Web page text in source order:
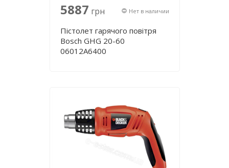
5887 грн Нет в наличии
Пістолет гарячого повітря
Bosch GHG 20-60
06012A6400